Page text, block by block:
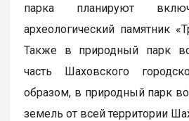
парка планируют
археологический памятник
Также в природный парк
часть Шаховского
образом, в природный парк
земель от всей территории